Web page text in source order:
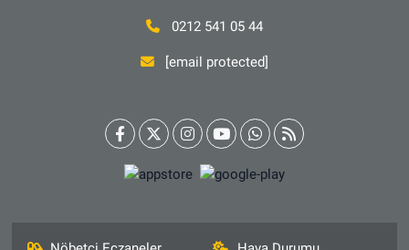
0212 541 05 44
[email protected]